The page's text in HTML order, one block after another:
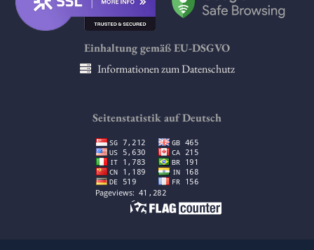
Einhaltung gemäß EU-DSGVO
Informationen zum Datenschutz
Seitenstatistik auf Deutsch